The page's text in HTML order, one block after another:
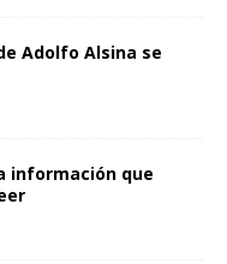
Adolfo Alsina se
información que